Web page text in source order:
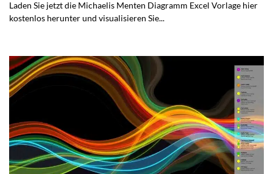
Laden Sie jetzt die Michaelis Menten Diagramm Excel Vorlage hier
kostenlos herunter und visualisieren Sie...